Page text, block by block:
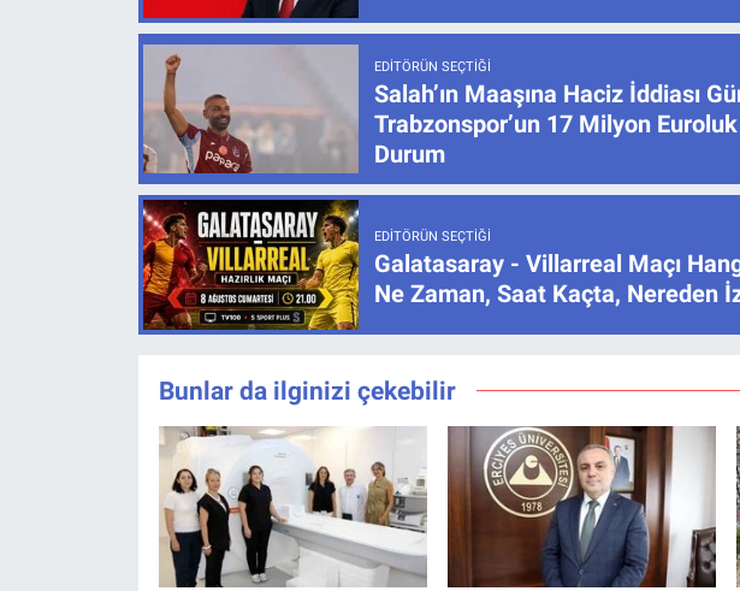
EDITÖRÜN SEÇTIĞI
Salah’ın Maaşına Haciz İddiası
Trabzonspor’un 17 Milyon
Durum
EDITÖRÜN SEÇTIĞI
Galatasaray - Villarreal Maçı
Ne Zaman, Saat Kaçta, Nereden
Bunlar da ilginizi çekebilir